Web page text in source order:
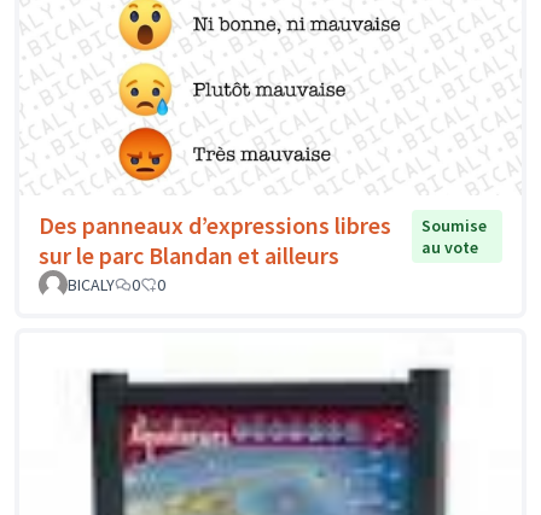
Des panneaux d’expressions libres
sur le parc Blandan et ailleurs
Soumise
au vote
BICALY
0 0